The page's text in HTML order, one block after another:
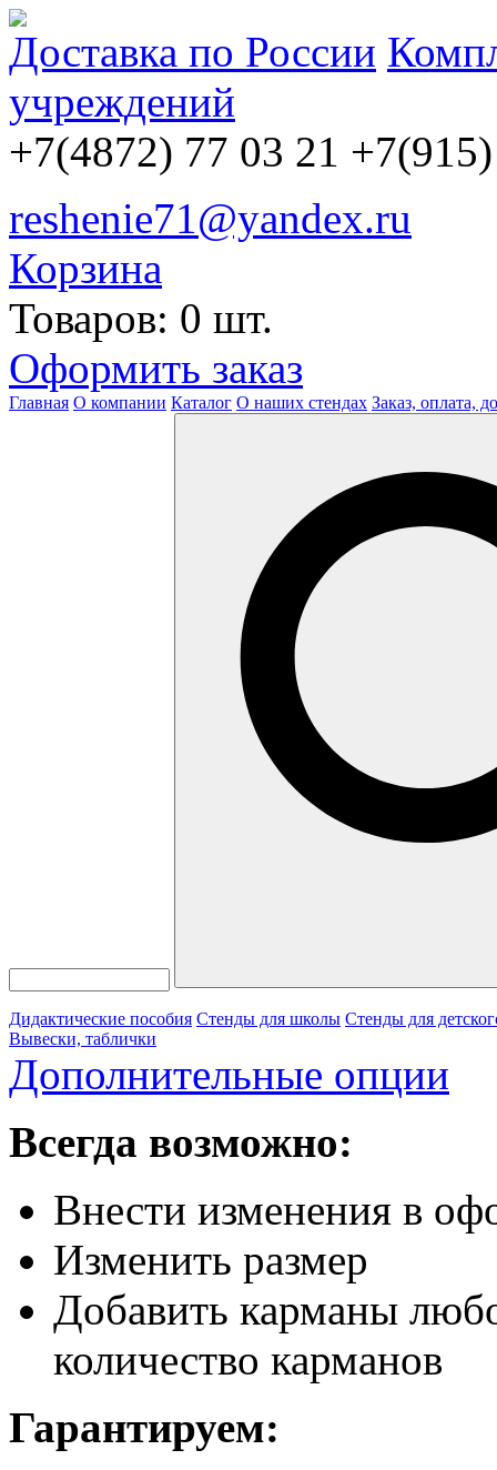
Доставка по России
учреждений
+7(4872) 77 03 21
reshenie71@yandex.ru
Корзина
Товаров: 0 шт.
Оформить заказ
Главная О компании Каталог О наших стендах Заказ, оплата,
Дидактические пособия Стенды для школы Стенды для
Вывески, таблички
Дополнительные опции
Всегда возможно:
Внести изменения в
Изменить размер
Добавить карманы
количество карманов
Гарантируем: